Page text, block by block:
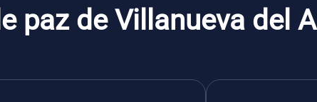
paz de Villanueva del